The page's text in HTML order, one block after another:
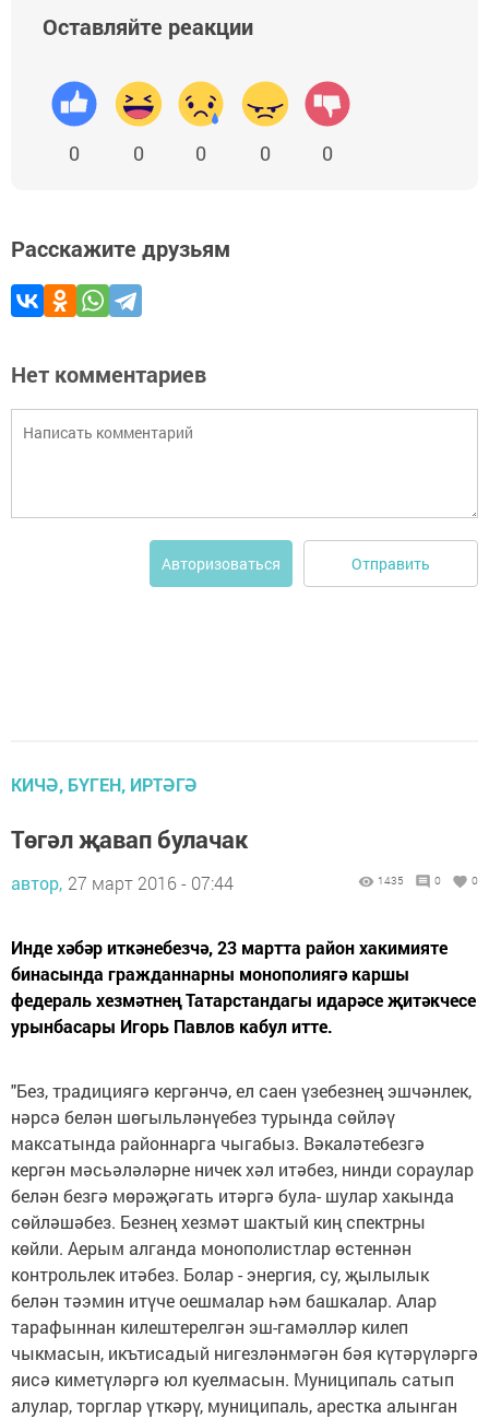
Оставляйте реакции
0 0 0 0 0
Расскажите друзьям
Нет комментариев
Авторизоваться Отправить
КИЧӘ, БҮГЕН, ИРТӘГӘ
Төгәл җавап булачак
автор, 27 март 2016 - 07:44 1435 0 0
Инде хәбәр иткәнебезчә, 23 мартта район хакимияте
бинасында гражданнарны монополиягә каршы
федераль хезмәтнең Татарстандагы идарәсе җитәкчесе
урынбасары Игорь Павлов кабул итте.
"Без, традициягә кергәнчә, ел саен үзебезнең эшчәнлек,
нәрсә белән шөгыльләнүебез турында сөйләү
максатында районнарга чыгабыз. Вәкаләтебезгә
кергән мәсьәләләрне ничек хәл итәбез, нинди сораулар
белән безгә мөрәҗәгать итәргә була- шулар хакында
сөйләшәбез. Безнең хезмәт шактый киң спектрны
көйли. Аерым алганда монополистлар өстеннән
контрольлек итәбез. Болар - энергия, су, җылылык
белән тәэмин итүче оешмалар һәм башкалар. Алар
тарафыннан килештерелгән эш-гамәлләр килеп
чыкмасын, икътисадый нигезләнмәгән бәя күтәрүләргә
яисә киметүләргә юл куелмасын. Муниципаль сатып
алулар, торглар үткәрү, муниципаль, арестка алынган